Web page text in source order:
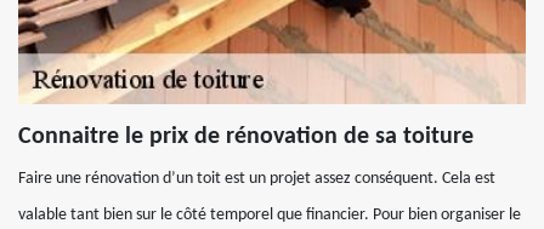
Connaitre le prix de rénovation de sa toiture
Faire une rénovation d’un toit est un projet assez conséquent. Cela est
valable tant bien sur le côté temporel que financier. Pour bien organiser le